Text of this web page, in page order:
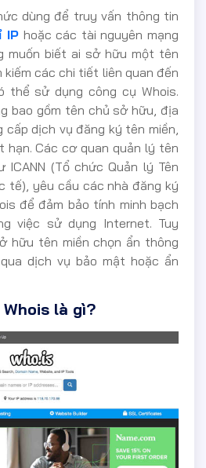
dùng để truy vấn thông tin
IP hoặc các tài nguyên mạng
muốn biết ai sở hữu một tên
các chi tiết liên quan đến
thể sử dụng công cụ Whois.
bao gồm tên chủ sở hữu, địa
cấp dịch vụ đăng ký tên miền,
hạn. Các cơ quan quản lý tên
ICANN (Tổ chức Quản lý Tên
tế), yêu cầu các nhà đăng ký
để đảm bảo tính minh bạch
việc sử dụng Internet. Tuy
hữu tên miền chọn ẩn thông
dịch vụ bảo mật hoặc ẩn
là gì?